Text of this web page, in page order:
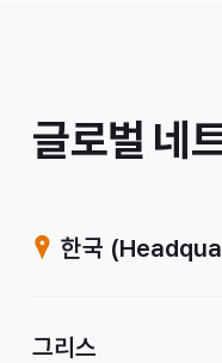
글로벌 네
한국
그리스